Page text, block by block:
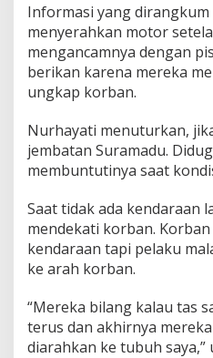
Informasi yang
menyerahkan motor
mengancamnya dengan
berikan karena mereka
ungkap korban.
Nurhayati menuturkan,
jembatan Suramadu.
membuntutinya saat
Saat tidak ada kendaraan
mendekati korban.
kendaraan tapi pelaku
ke arah korban.
“Mereka bilang kalau tas
terus dan akhirnya
diarahkan ke tubuh saya,”